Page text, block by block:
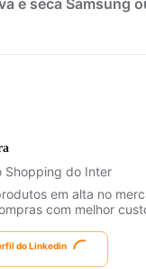
e seca Samsung
Shopping do Inter
em alta no
com melhor
do Linkedin